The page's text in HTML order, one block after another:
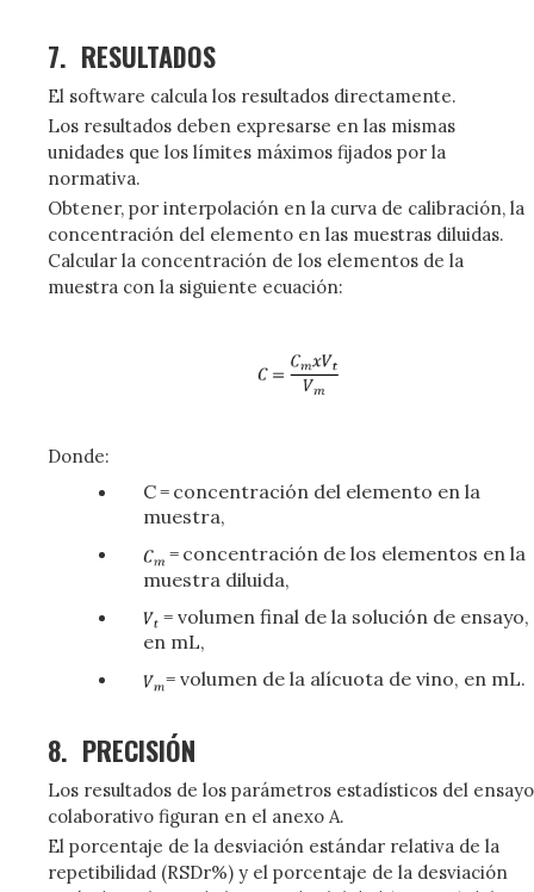
7. RESULTADOS
El software calcula los resultados directamente.
Los resultados deben expresarse en las mismas
unidades que los límites máximos fijados por la
normativa.
Obtener, por interpolación en la curva de calibración, la
concentración del elemento en las muestras diluidas.
Calcular la concentración de los elementos de la
muestra con la siguiente ecuación:
Donde:
C = concentración del elemento en la
muestra,
= concentración de los elementos en la
muestra diluida,
= volumen final de la solución de ensayo,
en mL,
= volumen de la alícuota de vino, en mL.
8. PRECISIÓN
Los resultados de los parámetros estadísticos del ensayo
colaborativo figuran en el anexo A.
El porcentaje de la desviación estándar relativa de la
repetibilidad (RSDr%) y el porcentaje de la desviación